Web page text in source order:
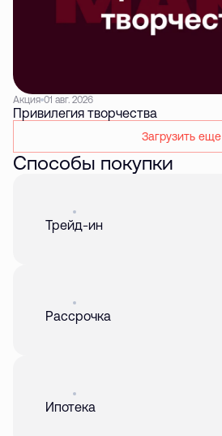
Акция 01 авг. 2026
Привилегия творчества
Загрузить еще
Способы покупки
Трейд-ин
Рассрочка
Ипотека